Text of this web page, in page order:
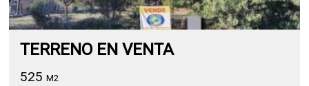
TERRENO EN VENTA
525 M2